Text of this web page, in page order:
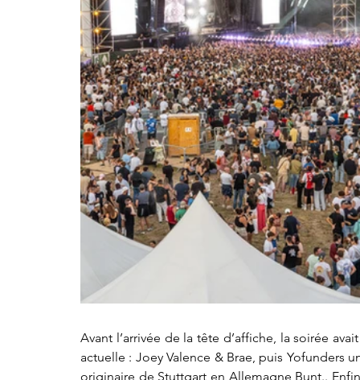
Avant l’arrivée de la tête d’affiche, la soirée
actuelle : Joey Valence & Brae, puis Yofunders
originaire de Stuttgart en Allemagne Bunt..